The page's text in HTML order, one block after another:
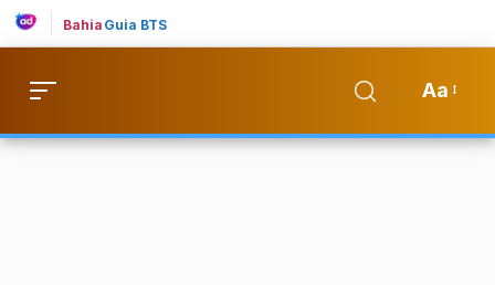
Bahia Guia BTS
Aa